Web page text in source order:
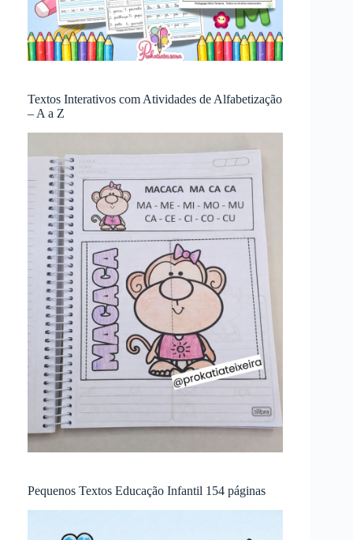
Textos Interativos com Atividades de Alfabetização
– A a Z
Pequenos Textos Educação Infantil 154 páginas